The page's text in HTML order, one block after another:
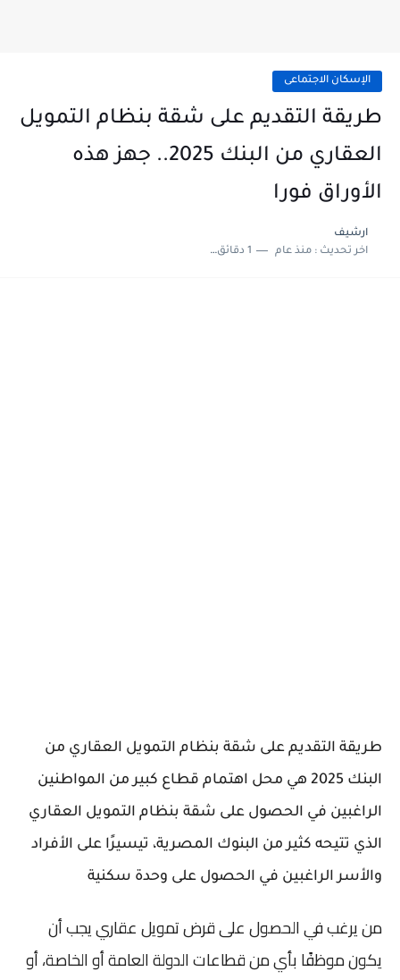
الإسكان الاجتماعى
طريقة التقديم على شقة بنظام التمويل
العقاري من البنك 2025.. جهز هذه
الأوراق فورا
ارشيف
اخر تحديث :منذ عام 1 دقائق للقراءة
طريقة التقديم على شقة بنظام التمويل العقاري من
البنك 2025 هي محل اهتمام قطاع كبير من المواطنين
الراغبين في الحصول على شقة بنظام التمويل العقاري
الذي تتيحه كثير من البنوك المصرية، تيسيرًا على الأفراد
والأسر الراغبين في الحصول على وحدة سكنية
من يرغب في الحصول على قرض تمويل عقاري يجب أن
يكون موظفًا بأي من قطاعات الدولة العامة أو الخاصة، أو